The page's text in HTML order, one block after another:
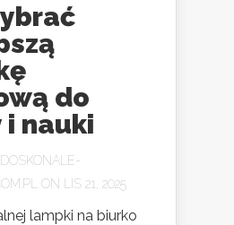
do
i nauki
DOSKONALE-
ON LIS 21, 2025
lampki na biurko